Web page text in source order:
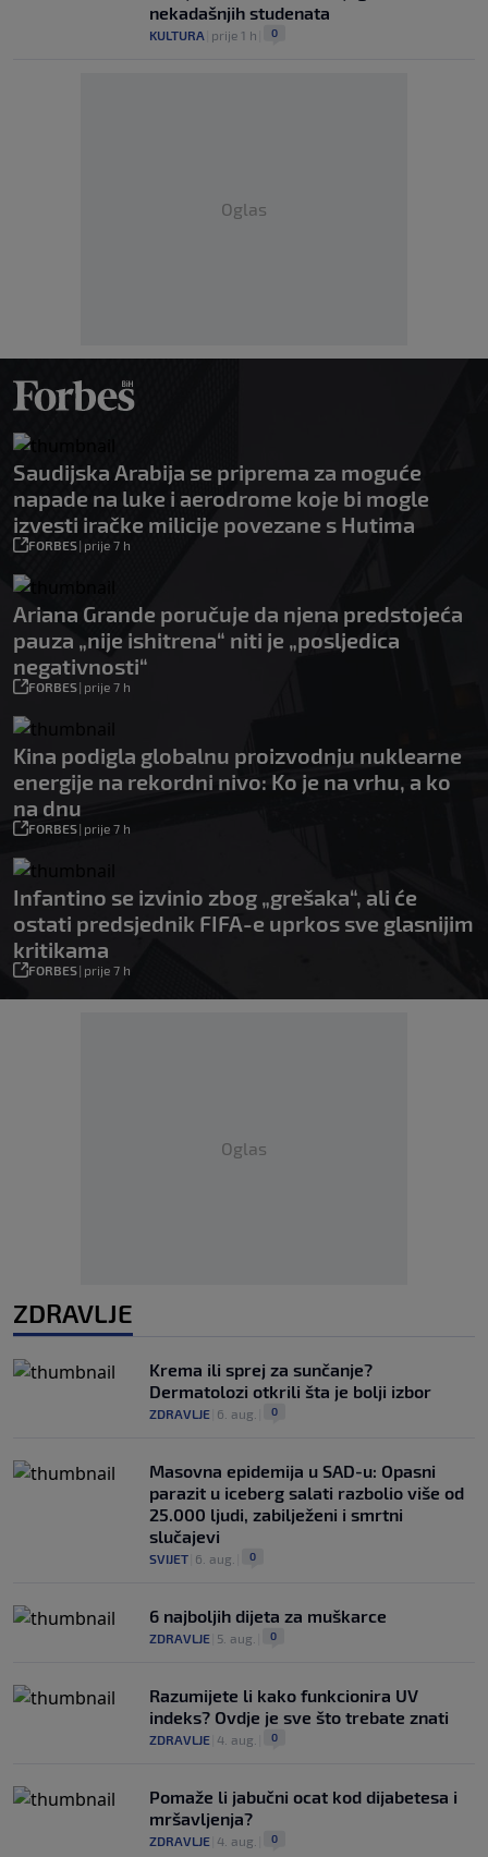
nekadašnjih studenata
KULTURA prije 1 h 0
Oglas
Saudijska Arabija se priprema za moguće
napade na luke i aerodrome koje bi mogle
izvesti iračke milicije povezane s Hutima
FORBES| prije 7 h
Ariana Grande poručuje da njena predstojeća
pauza „nije ishitrena“ niti je „posljedica
negativnosti“
FORBES| prije 7 h
Kina podigla globalnu proizvodnju nuklearne
energije na rekordni nivo: Ko je na vrhu, a ko
na dnu
FORBES| prije 7 h
Infantino se izvinio zbog „grešaka“, ali će
ostati predsjednik FIFA-e uprkos sve glasnijim
kritikama
FORBES| prije 7 h
Oglas
ZDRAVLJE
Krema ili sprej za sunčanje?
Dermatolozi otkrili šta je bolji izbor
ZDRAVLJE 6. aug. 0
Masovna epidemija u SAD-u: Opasni
parazit u iceberg salati razbolio više od
25.000 ljudi, zabilježeni i smrtni
slučajevi
SVIJET 6. aug. 0
6 najboljih dijeta za muškarce
ZDRAVLJE 5. aug. 0
Razumijete li kako funkcionira UV
indeks? Ovdje je sve što trebate znati
ZDRAVLJE 4. aug. 0
Pomaže li jabučni ocat kod dijabetesa i
mršavljenja?
ZDRAVLJE 4. aug. 0